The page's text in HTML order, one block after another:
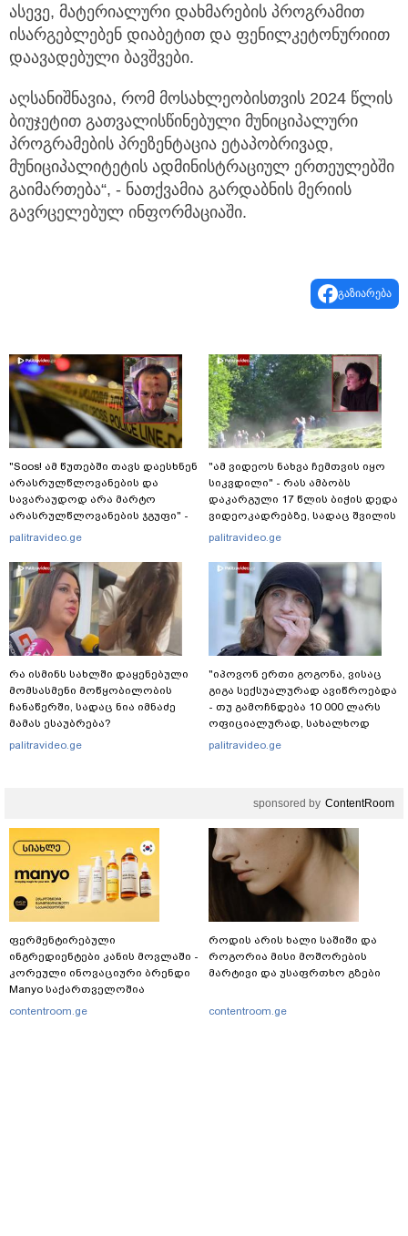
ასევე, მატერიალური დახმარების პროგრამით
ისარგებლებენ დიაბეტით და ფენილკეტონურიით
დაავადებული ბავშვები.
აღსანიშნავია, რომ მოსახლეობისთვის 2024 წლის
ბიუჯეტით გათვალისწინებული მუნიციპალური
პროგრამების პრეზენტაცია ეტაპობრივად,
მუნიციპალიტეტის ადმინისტრაციულ ერთეულებში
გაიმართება“, - ნათქვამია გარდაბნის მერიის
გავრცელებულ ინფორმაციაში.
გაზიარება
"Soos! ამ წუთებში თავს დაესხნენ
არასრულწლოვანების და
სავარაუდოდ არა მარტო
არასრულწლოვანების ჯგუფი" -
რა ინფორმაციას ავრცელებს
palitravideo.ge
რა ისმინს სახლში დაყენებული
მომსასმენი მოწყობილობის
ჩანაწერში, სადაც ნია იმნაძე
მამას ესაუბრება?
palitravideo.ge
"ამ ვიდეოს ნახვა ჩემთვის იყო
სიკვდილი" - რას ამბობს
დაკარგული 17 წლის ბიჭის დედა
ვიდეოკადრებზე, სადაც შვილის
განწირული ვედრების ხმა
palitravideo.ge
"იპოვონ ერთი გოგონა, ვისაც
გიგა სექსუალურად ავიწროებდა
- თუ გამოჩნდება 10 000 ლარს
ოფიციალურად, სახალხოდ
გადავცემ" - ეკა კუპატაძე
palitravideo.ge
sponsored by ContentRoom
ფერმენტირებული
ინგრედიენტები კანის მოვლაში -
კორეული ინოვაციური ბრენდი
Manyo საქართველოშია
contentroom.ge
როდის არის ხალი საშიში და
როგორია მისი მოშორების
მარტივი და უსაფრთხო გზები
contentroom.ge